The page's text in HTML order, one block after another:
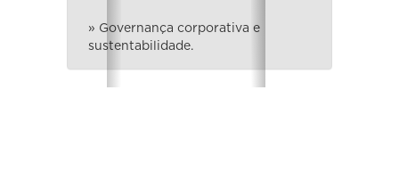
» Governança corporativa e
sustentabilidade.